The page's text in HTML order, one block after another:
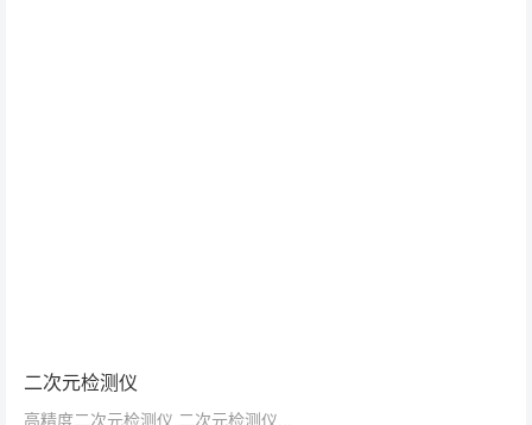
二次元检测仪
高精度二次元检测仪,二次元检测仪...